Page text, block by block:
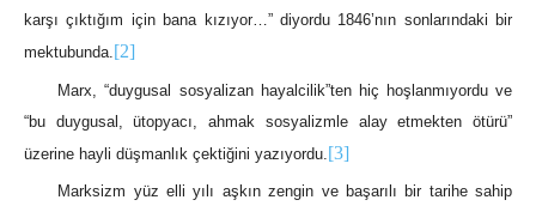
karşı çıktığım için bana kızıyor…” diyordu 1846’nın sonlarındaki bir
mektubunda.[2]
Marx, “duygusal sosyalizan hayalcilik”ten hiç hoşlanmıyordu ve
“bu duygusal, ütopyacı, ahmak sosyalizmle alay etmekten ötürü”
üzerine hayli düşmanlık çektiğini yazıyordu. [3]
Marksizm yüz elli yılı aşkın zengin ve başarılı bir tarihe sahip